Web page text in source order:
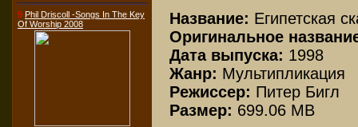
9 Phil Driscoll -Songs In The Key
Of Worship 2008
Название: Египетская
Оригинальное
Дата выпуска: 1998
Жанр: Мультипликация
Режиссер: Питер Бигл
Размер: 699.06 MB